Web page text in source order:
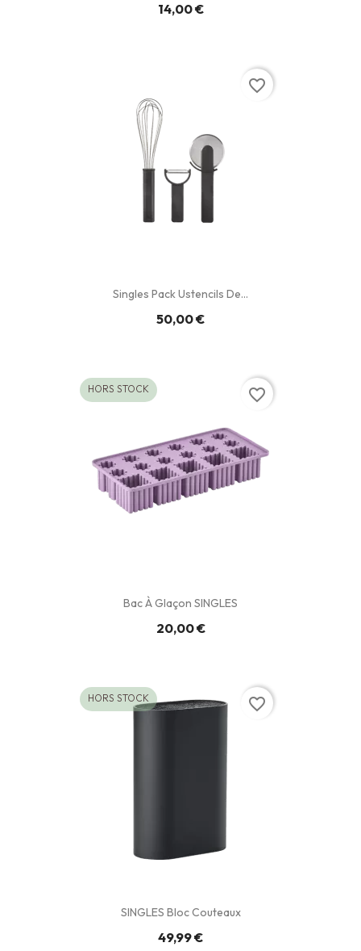
14,00 €
Singles Pack Ustencils De...
50,00 €
favorite_border
Bac À Glaçon SINGLES
20,00 €
HORS STOCK favorite_border
SINGLES Bloc Couteaux
49,99 €
HORS STOCK favorite_border